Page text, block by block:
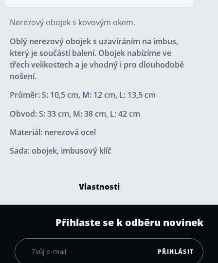
Vlastnosti
Nerezový obojek s kovovým okem.
Oblý nerezový obojek s uzavíráním na imbus,
který je součástí balení. Obojek nabízíme ve
třech velikostech a je vhodný i pro dlouhodobé
nošení.
Průměr: S: 10,5 cm, M: 12 cm, L: 13,5 cm
Obvod: S: 33 cm, M: 38 cm, L: 42 cm
Materiál: nerezová ocel
Sada: obojek, imbusový klíč
Přihlaste se k odběru novinek
PŘIHLÁSIT